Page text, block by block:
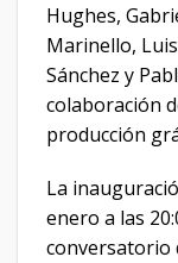
Hughes,
Marinello,
Sánchez y
colaboración
producción
La
enero a las
conversatorio